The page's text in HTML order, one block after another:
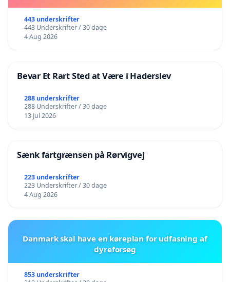
443 underskrifter
443 Underskrifter / 30 dage
4 Aug 2026
Bevar Et Rart Sted at Være i Haderslev
288 underskrifter
288 Underskrifter / 30 dage
13 Jul 2026
Sænk fartgrænsen på Rørvigvej
223 underskrifter
223 Underskrifter / 30 dage
4 Aug 2026
Danmark skal have en køreplan for udfasning af
dyreforsøg
853 underskrifter